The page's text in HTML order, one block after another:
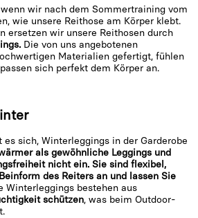
wir nach dem Sommertraining vom
wie unsere Reithose am Körper klebt.
ersetzen wir unsere Reithosen durch
Die von uns angebotenen
Materialien gefertigt, fühlen
sich perfekt dem Körper an.
es sich, Winterleggings in der Garderobe
als gewöhnliche Leggings und
nicht ein. Sie sind flexibel,
des Reiters an und lassen Sie
Winterleggings bestehen aus
schützen, was beim Outdoor-